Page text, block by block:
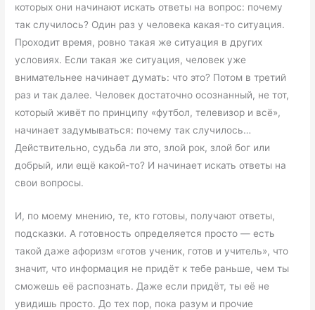
которых они начинают искать ответы на вопрос: почему
так случилось? Один раз у человека какая-то ситуация.
Проходит время, ровно такая же ситуация в других
условиях. Если такая же ситуация, человек уже
внимательнее начинает думать: что это? Потом в третий
раз и так далее. Человек достаточно осознанный, не тот,
который живёт по принципу «футбол, телевизор и всё»,
начинает задумываться: почему так случилось…
Действительно, судьба ли это, злой рок, злой бог или
добрый, или ещё какой-то? И начинает искать ответы на
свои вопросы.
И, по моему мнению, те, кто готовы, получают ответы,
подсказки. А готовность определяется просто — есть
такой даже афоризм «готов ученик, готов и учитель», что
значит, что информация не придёт к тебе раньше, чем ты
сможешь её распознать. Даже если придёт, ты её не
увидишь просто. До тех пор, пока разум и прочие